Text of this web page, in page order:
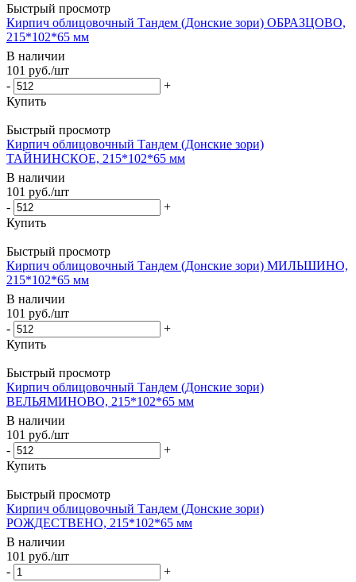
Быстрый просмотр
Кирпич облицовочный Тандем (Донские зори) ОБРАЗЦОВО,
215*102*65 мм
В наличии
101 руб./шт
-
+
Купить
Быстрый просмотр
Кирпич облицовочный Тандем (Донские зори)
ТАЙНИНСКОЕ, 215*102*65 мм
В наличии
101 руб./шт
-
+
Купить
Быстрый просмотр
Кирпич облицовочный Тандем (Донские зори) МИЛЬШИНО,
215*102*65 мм
В наличии
101 руб./шт
-
+
Купить
Быстрый просмотр
Кирпич облицовочный Тандем (Донские зори)
ВЕЛЬЯМИНОВО, 215*102*65 мм
В наличии
101 руб./шт
-
+
Купить
Быстрый просмотр
Кирпич облицовочный Тандем (Донские зори)
РОЖДЕСТВЕНО, 215*102*65 мм
В наличии
101 руб./шт
-
+